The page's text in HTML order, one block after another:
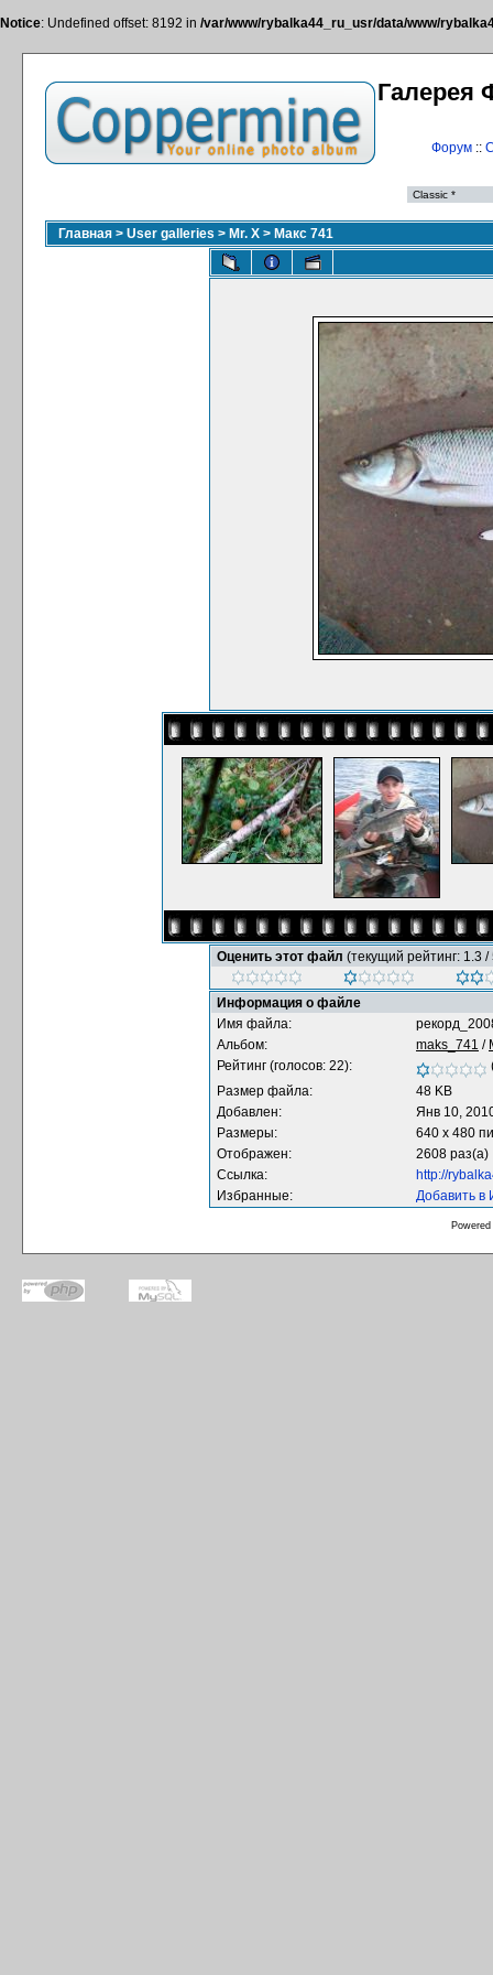
Notice: Undefined offset: 8192 in /var/www/rybalka44_ru_usr/data/www/
Галерея
Форум::
Главная > User galleries > Mr. X > Макс 741
Оценить этот файл (текущий рейтинг: 1.3 /
Информация о файле
Имя файла:
Альбом:
maks_741 /
Рейтинг (голосов: 22):
Размер файла:
48 KB
Добавлен:
Янв 10,
Размеры:
640 x 480
Отображен:
2608 раз(а)
Ссылка:
http://
Избранные:
Добавить в